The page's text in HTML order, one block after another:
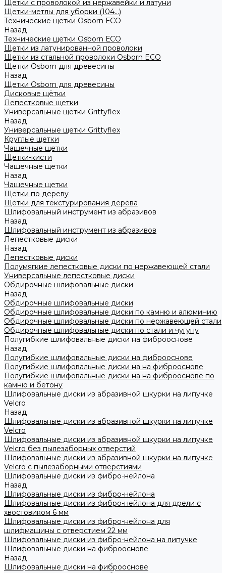
Щетки с проволокой из нержавейки и латуни
Щетки-метлы для уборки (104...)
Технические щетки Osborn ЕСО
Назад
Технические щетки Osborn ЕСО
Щетки из латунированной проволоки
Щетки из стальной проволоки Osborn ECO
Щетки Osborn для древесины
Назад
Щетки Osborn для древесины
Дисковые щётки
Лепестковые щетки
Универсальные щетки Grittyflex
Назад
Универсальные щетки Grittyflex
Круглые щетки
Чашечные щетки
Щетки-кисти
Чашечные щетки
Назад
Чашечные щетки
Щетки по дереву
Щётки для текстурирования дерева
Шлифовальный инструмент из абразивов
Назад
Шлифовальный инструмент из абразивов
Лепестковые диски
Назад
Лепестковые диски
Полумягкие лепестковые диски по нержавеющей стали
Универсальные лепестковые диски
Обдирочные шлифовальные диски
Назад
Обдирочные шлифовальные диски
Обдирочные шлифовальные диски по камню и алюминию
Обдирочные шлифовальные диски по нержавеющей стали
Обдирочные шлифовальные диски по стали и чугуну
Полугибкие шлифовальные диски на фиброоснове
Назад
Полугибкие шлифовальные диски на фиброоснове
Полугибкие шлифовальные диски на на фиброоснове
Полугибкие шлифовальные диски на на фиброоснове по
камню и бетону
Шлифовальные диски из абразивной шкурки на липучке
Velcro
Назад
Шлифовальные диски из абразивной шкурки на липучке
Velcro
Шлифовальные диски из абразивной шкурки на липучке
Velcro без пылезаборных отверстий
Шлифовальные диски из абразивной шкурки на липучке
Velcro с пылезаборными отверстиями
Шлифовальные диски из фибро-нейлона
Назад
Шлифовальные диски из фибро-нейлона
Шлифовальные диски из фибро-нейлона для дрели с
хвостовиком 6 мм
Шлифовальные диски из фибро-нейлона для
шлифмашины с отверстием 22 мм
Шлифовальные диски из фибро-нейлона на липучке
Шлифовальные диски на фиброоснове
Назад
Шлифовальные диски на фиброоснове